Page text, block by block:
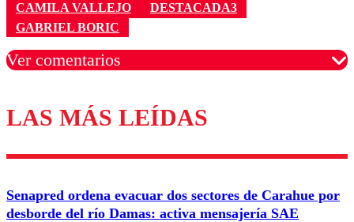
CAMILA VALLEJO
DESTACADA3
GABRIEL BORIC
Ver comentarios
Los comentarios son moderados para garantizar un
diálogo respetuoso.
Correo
LAS MÁS LEÍDAS
Senapred ordena evacuar dos sectores de Carahue por
desborde del río Damas: activa mensajería SAE